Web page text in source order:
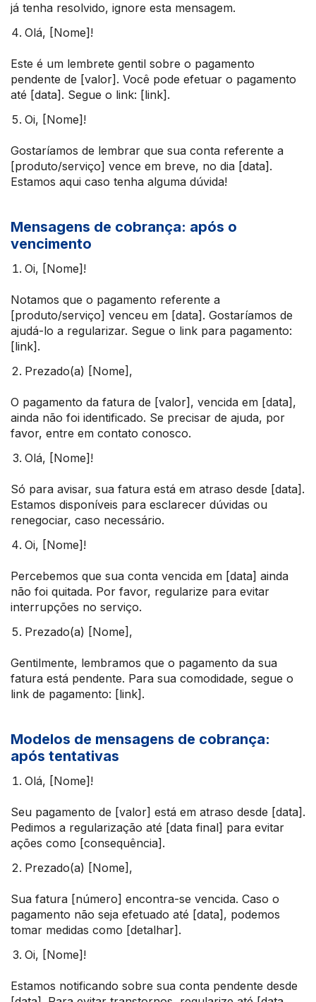
já tenha resolvido, ignore esta mensagem.
Olá, [Nome]!
Este é um lembrete gentil sobre o pagamento
pendente de [valor]. Você pode efetuar o pagamento
até [data]. Segue o link: [link].
Oi, [Nome]!
Gostaríamos de lembrar que sua conta referente a
[produto/serviço] vence em breve, no dia [data].
Estamos aqui caso tenha alguma dúvida!
Mensagens de cobrança: após o
vencimento
Oi, [Nome]!
Notamos que o pagamento referente a
[produto/serviço] venceu em [data]. Gostaríamos de
ajudá-lo a regularizar. Segue o link para pagamento:
[link].
Prezado(a) [Nome],
O pagamento da fatura de [valor], vencida em [data],
ainda não foi identificado. Se precisar de ajuda, por
favor, entre em contato conosco.
Olá, [Nome]!
Só para avisar, sua fatura está em atraso desde [data].
Estamos disponíveis para esclarecer dúvidas ou
renegociar, caso necessário.
Oi, [Nome]!
Percebemos que sua conta vencida em [data] ainda
não foi quitada. Por favor, regularize para evitar
interrupções no serviço.
Prezado(a) [Nome],
Gentilmente, lembramos que o pagamento da sua
fatura está pendente. Para sua comodidade, segue o
link de pagamento: [link].
Modelos de mensagens de cobrança:
após tentativas
Olá, [Nome]!
Seu pagamento de [valor] está em atraso desde [data].
Pedimos a regularização até [data final] para evitar
ações como [consequência].
Prezado(a) [Nome],
Sua fatura [número] encontra-se vencida. Caso o
pagamento não seja efetuado até [data], podemos
tomar medidas como [detalhar].
Oi, [Nome]!
Estamos notificando sobre sua conta pendente desde